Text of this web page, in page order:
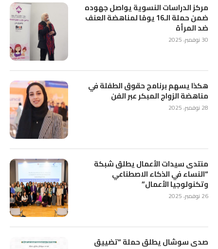
مركز الدراسات النسوية يواصل جهوده
ضمن حملة الـ16 يومًا لمناهضة العنف
ضد المرأة
30 نوفمبر، 2025
هكذا يسهم برنامج حقوق الطفلة في
مناهضة الزواج المبكر عبر الفن
28 نوفمبر، 2025
منتدى سيدات الأعمال يطلق شبكة
“النساء في الذكاء الاصطناعي
وتكنولوجيا الأعمال”
26 نوفمبر، 2025
صدى سوشال يطلق حملة “تضييق